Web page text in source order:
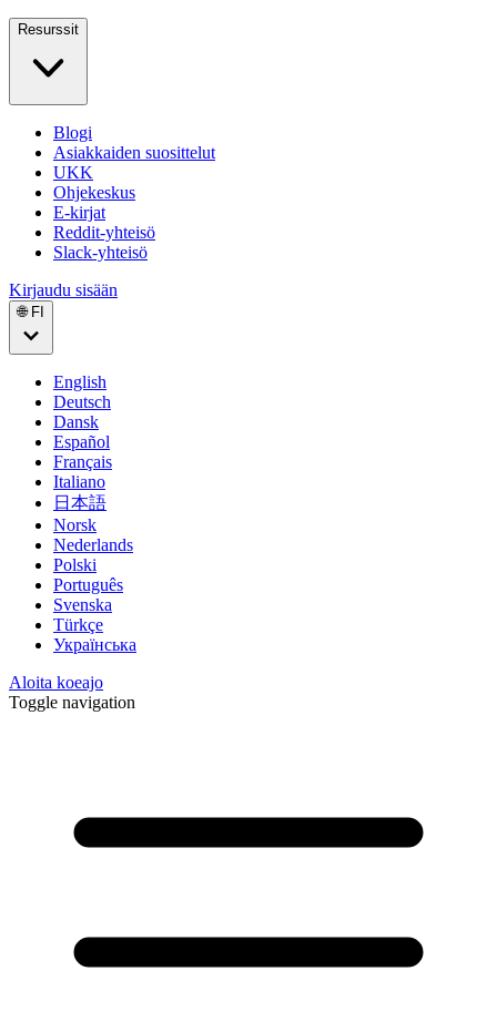
Resurssit
Blogi
Asiakkaiden suosittelut
UKK
Ohjekeskus
E-kirjat
Reddit-yhteisö
Slack-yhteisö
Kirjaudu sisään
🌐 FI
English
Deutsch
Dansk
Español
Français
Italiano
日本語
Norsk
Nederlands
Polski
Português
Svenska
Türkçe
Українська
Aloita koeajo
Toggle navigation